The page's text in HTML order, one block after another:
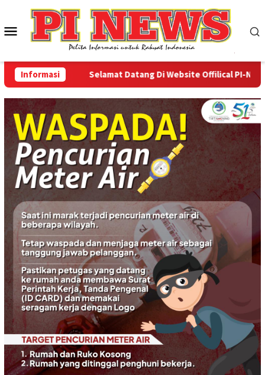
konten
Menu
Mobile
Informasi Selamat Datang Di Website Offilical PI-News